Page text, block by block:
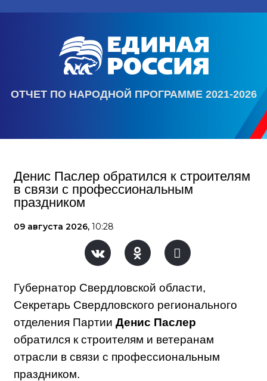
ОТЧЕТ ПО НАРОДНОЙ ПРОГРАММЕ 2021-2026
Денис Паслер обратился к строителям
в связи с профессиональным
праздником
09 августа 2026, 10:28
Губернатор Свердловской области,
Секретарь Свердловского регионального
отделения Партии Денис Паслер
обратился к строителям и ветеранам
отрасли в связи с профессиональным
праздником.